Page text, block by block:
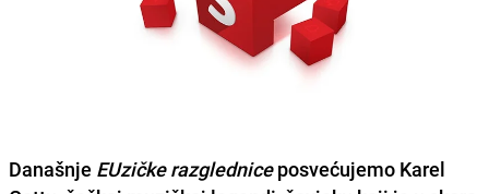
Današnje EUzičke razgledniceposvećujemo Karel